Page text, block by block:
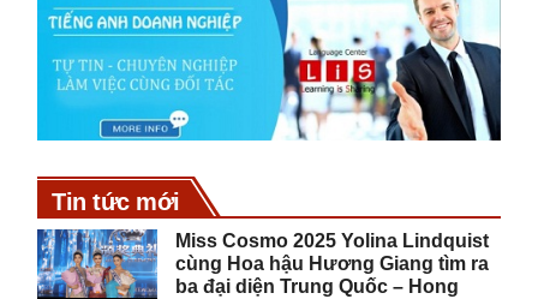
Tin tức mới
Miss Cosmo 2025 Yolina Lindquist
cùng Hoa hậu Hương Giang tìm ra
ba đại diện Trung Quốc – Hong